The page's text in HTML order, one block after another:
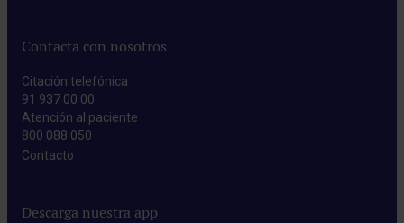
Contacta con nosotros
Citación telefónica
91 937 00 00
Atención al paciente
800 088 050
Contacto​
Descarga nuestra app